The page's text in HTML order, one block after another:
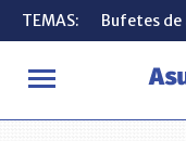
TEMAS: Bufetes de
TEMAS: Bufetes de